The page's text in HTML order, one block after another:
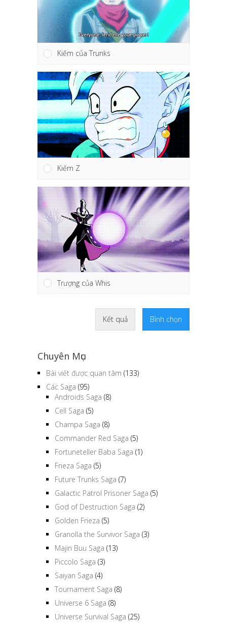
Kiếm của Trunks
Kiếm Z
Trượng của Whis
Kết quả Bình chọn
Chuyên Mục
Bài viết được quan tâm (133)
Các Saga (95)
Androids Saga (8)
Cell Saga (5)
Champa Saga (8)
Commander Red Saga (5)
Fortuneteller Baba Saga (1)
Frieza Saga (5)
Future Trunks Saga (7)
Galactic Patrol Prisoner Saga (5)
God of Destruction Saga (2)
Golden Frieza (5)
Granolla the Survivor Saga (3)
Majin Buu Saga (13)
Piccolo Saga (3)
Saiyan Saga (4)
Tournament Saga (8)
Universe 6 Saga (8)
Universe Survival Saga (25)